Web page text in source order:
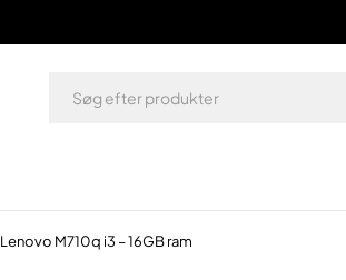
Lenovo M710q i3 – 16GB ram